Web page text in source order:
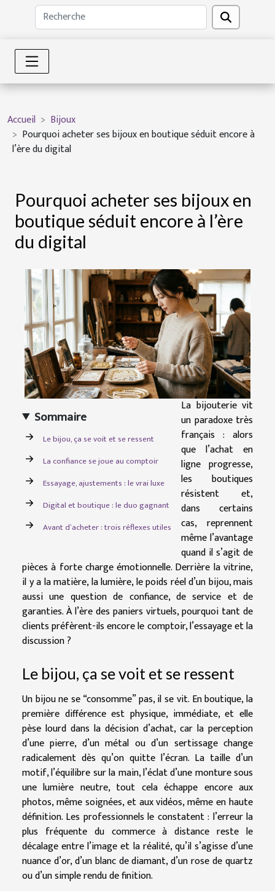
Accueil
Bijoux
Pourquoi acheter ses bijoux en boutique séduit encore à
l’ère du digital
Pourquoi acheter ses bijoux en
boutique séduit encore à l’ère
du digital
Sommaire
Le bijou, ça se voit et se ressent
La confiance se joue au comptoir
Essayage, ajustements : le vrai luxe
Digital et boutique : le duo gagnant
Avant d’acheter : trois réflexes utiles
La bijouterie vit
un paradoxe très
français : alors
que l’achat en
ligne progresse,
les boutiques
résistent et,
dans certains
cas, reprennent
même l’avantage
quand il s’agit de
pièces à forte charge émotionnelle. Derrière la vitrine,
il y a la matière, la lumière, le poids réel d’un bijou, mais
aussi une question de confiance, de service et de
garanties. À l’ère des paniers virtuels, pourquoi tant de
clients préfèrent-ils encore le comptoir, l’essayage et la
discussion ?
Le bijou, ça se voit et se ressent
Un bijou ne se “consomme” pas, il se vit. En boutique, la
première différence est physique, immédiate, et elle
pèse lourd dans la décision d’achat, car la perception
d’une pierre, d’un métal ou d’un sertissage change
radicalement dès qu’on quitte l’écran. La taille d’un
motif, l’équilibre sur la main, l’éclat d’une monture sous
une lumière neutre, tout cela échappe encore aux
photos, même soignées, et aux vidéos, même en haute
définition. Les professionnels le constatent : l’erreur la
plus fréquente du commerce à distance reste le
décalage entre l’image et la réalité, qu’il s’agisse d’une
nuance d’or, d’un blanc de diamant, d’un rose de quartz
ou d’un simple rendu de finition.